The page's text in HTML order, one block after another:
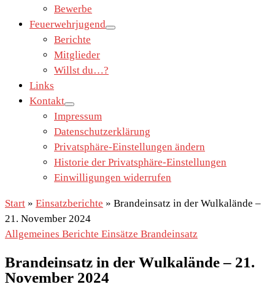
Bewerbe
Feuerwehrjugend
Berichte
Mitglieder
Willst du…?
Links
Kontakt
Impressum
Datenschutzerklärung
Privatsphäre-Einstellungen ändern
Historie der Privatsphäre-Einstellungen
Einwilligungen widerrufen
Start » Einsatzberichte » Brandeinsatz in der Wulkalände –
21. November 2024
Allgemeines Berichte Einsätze Brandeinsatz
Brandeinsatz in der Wulkalände – 21.
November 2024